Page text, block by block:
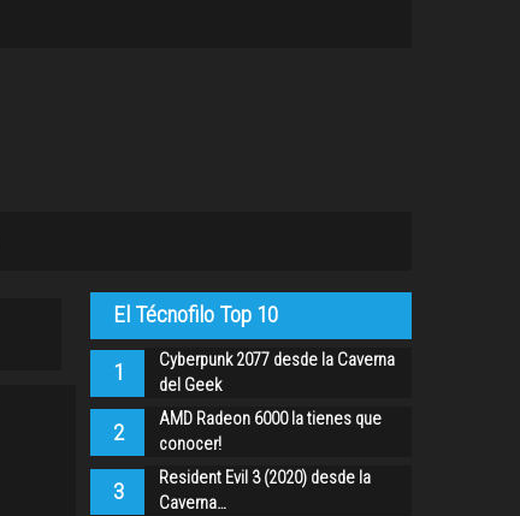
El Técnofilo Top 10
1
Cyberpunk 2077 desde la Caverna
del Geek
2
AMD Radeon 6000 la tienes que
conocer!
3
Resident Evil 3 (2020) desde la
Caverna…